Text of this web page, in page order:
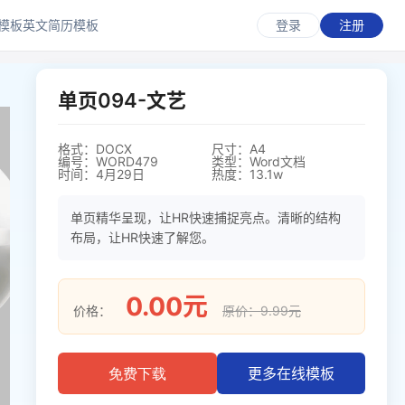
板英文简历模板 登录 注册
单页094-文艺
格式：DOCX
尺寸：A4
编号：WORD479
类型：Word文档
时间：4月29日
热度：13.1w
单页精华呈现，让HR快速捕捉亮点。清晰的结构
布局，让HR快速了解您。
价格： 0.00元 原价：9.99元
免费下载 更多在线模板